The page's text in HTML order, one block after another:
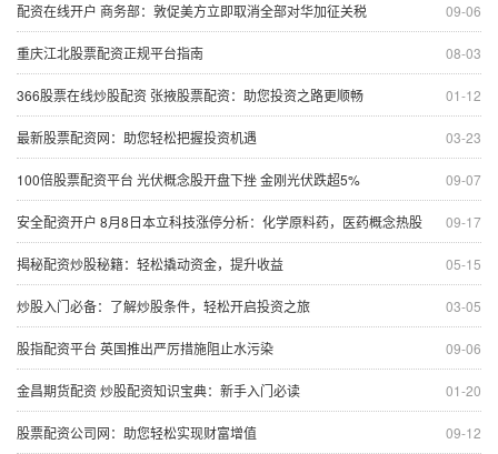
09-06
配资在线开户 商务部：敦促美方立即取消全部对华加征关税
08-03
重庆江北股票配资正规平台指南
01-12
366股票在线炒股配资 张掖股票配资：助您投资之路更顺畅
03-23
最新股票配资网：助您轻松把握投资机遇
09-07
100倍股票配资平台 光伏概念股开盘下挫 金刚光伏跌超5%
09-17
安全配资开户 8月8日本立科技涨停分析：化学原料药，医药概念热股
05-15
揭秘配资炒股秘籍：轻松撬动资金，提升收益
03-05
炒股入门必备：了解炒股条件，轻松开启投资之旅
09-06
股指配资平台 英国推出严厉措施阻止水污染
01-20
金昌期货配资 炒股配资知识宝典：新手入门必读
09-12
股票配资公司网：助您轻松实现财富增值